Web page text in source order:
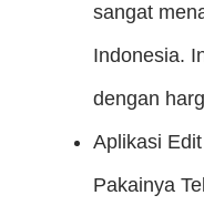
sangat
Indonesia.
dengan
Aplikasi
Pakainya